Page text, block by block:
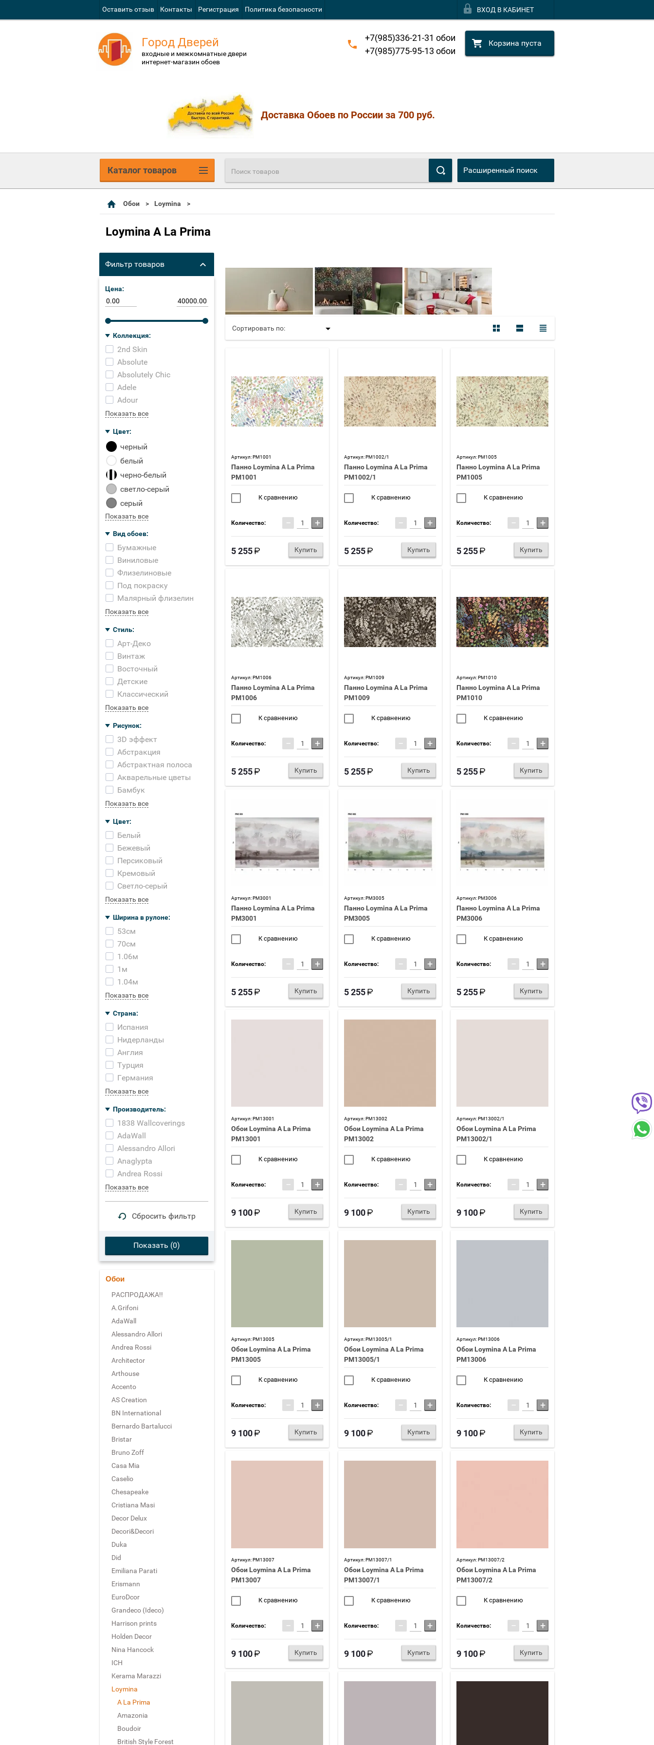
Оставить отзыв Контакты Регистрация Политика безопасности ВХОД В КАБИНЕТ
Город Дверей
входные и межкомнатные двери
интернет-магазин обоев
+7(985)336-21-31 обои
+7(985)775-95-13 обои
Корзина пуста
Доставка Обоев по России за 700 руб.
Расширенный поиск
Обои Loymina
Loymina A La Prima
Сортировать по:
Артикул:PM1001
Панно Loymina A La Prima
PM1001
К сравнению
Количество: − +
5 255 Купить
Артикул:PM1002/1
Панно Loymina A La Prima
PM1002/1
К сравнению
Количество: − +
5 255 Купить
Артикул:PM1005
Панно Loymina A La Prima
PM1005
К сравнению
Количество: − +
5 255 Купить
Артикул:PM1006
Панно Loymina A La Prima
PM1006
К сравнению
Количество: − +
5 255 Купить
Артикул:PM1009
Панно Loymina A La Prima
PM1009
К сравнению
Количество: − +
5 255 Купить
Артикул:PM1010
Панно Loymina A La Prima
PM1010
К сравнению
Количество: − +
5 255 Купить
Артикул:PM3001
Панно Loymina A La Prima
PM3001
К сравнению
Количество: − +
5 255 Купить
Артикул:PM3005
Панно Loymina A La Prima
PM3005
К сравнению
Количество: − +
5 255 Купить
Артикул:PM3006
Панно Loymina A La Prima
PM3006
К сравнению
Количество: − +
5 255 Купить
Артикул:PM13001
Обои Loymina A La Prima
PM13001
К сравнению
Количество: − +
9 100 Купить
Артикул:PM13002
Обои Loymina A La Prima
PM13002
К сравнению
Количество: − +
9 100 Купить
Артикул:PM13002/1
Обои Loymina A La Prima
PM13002/1
К сравнению
Количество: − +
9 100 Купить
Артикул:PM13005
Обои Loymina A La Prima
PM13005
К сравнению
Количество: − +
9 100 Купить
Артикул:PM13005/1
Обои Loymina A La Prima
PM13005/1
К сравнению
Количество: − +
9 100 Купить
Артикул:PM13006
Обои Loymina A La Prima
PM13006
К сравнению
Количество: − +
9 100 Купить
Артикул:PM13007
Обои Loymina A La Prima
PM13007
К сравнению
Количество: − +
9 100 Купить
Артикул:PM13007/1
Обои Loymina A La Prima
PM13007/1
К сравнению
Количество: − +
9 100 Купить
Артикул:PM13007/2
Обои Loymina A La Prima
PM13007/2
К сравнению
Количество: − +
9 100 Купить
Каталог товаров
Фильтр товаров
Цена:
Коллекция:
2nd Skin
Absolute
Absolutely Chic
Adele
Adour
Показать все
Цвет:
черный
белый
черно-белый
светло-серый
серый
Показать все
Вид обоев:
Бумажные
Виниловые
Флизелиновые
Под покраску
Малярный флизелин
Показать все
Стиль:
Арт-Деко
Винтаж
Восточный
Детские
Классический
Показать все
Рисунок:
3D эффект
Абстракция
Абстрактная полоса
Акварельные цветы
Бамбук
Показать все
Цвет:
Белый
Бежевый
Персиковый
Кремовый
Светло-серый
Показать все
Ширина в рулоне:
53см
70см
1.06м
1м
1.04м
Показать все
Страна:
Испания
Нидерланды
Англия
Турция
Германия
Показать все
Производитель:
1838 Wallcoverings
AdaWall
Alessandro Allori
Anaglypta
Andrea Rossi
Показать все
Сбросить фильтр
Показать (0)
Обои
РАСПРОДАЖА!!
A.Grifoni
AdaWall
Alessandro Allori
Andrea Rossi
Architector
Arthouse
Accento
AS Creation
BN International
Bernardo Bartalucci
Bristar
Bruno Zoff
Casa Mia
Caselio
Chesapeake
Cristiana Masi
Decor Delux
Decori&Decori
Duka
Did
Emiliana Parati
Erismann
EuroDcor
Grandeco (Ideco)
Harrison prints
Holden Decor
Nina Hancock
ICH
Kerama Marazzi
Loymina
A La Prima
Amazonia
Boudoir
British Style Forest